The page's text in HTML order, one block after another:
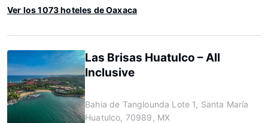
Ver los 1073 hoteles de Oaxaca
Las Brisas Huatulco – All
Inclusive
Bahia de Tanglounda Lote 1, Santa María
Huatulco, 70989, MX